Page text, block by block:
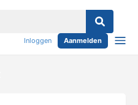
Inloggen Aanmelden